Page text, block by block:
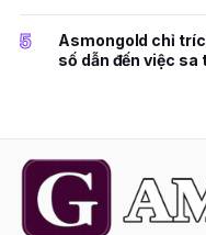
5
Asmongold chỉ
số dẫn đến việc sa